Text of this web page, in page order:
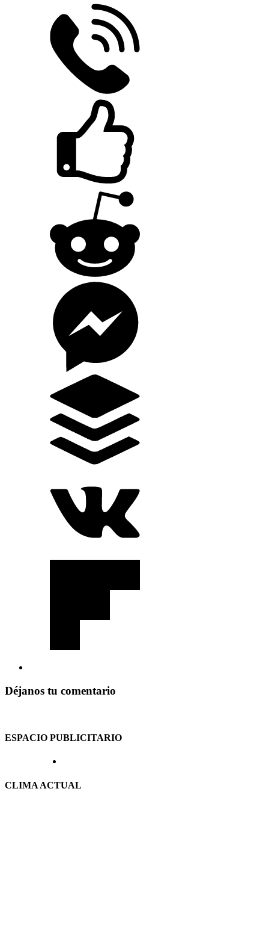
Déjanos tu comentario
ESPACIO PUBLICITARIO
CLIMA ACTUAL